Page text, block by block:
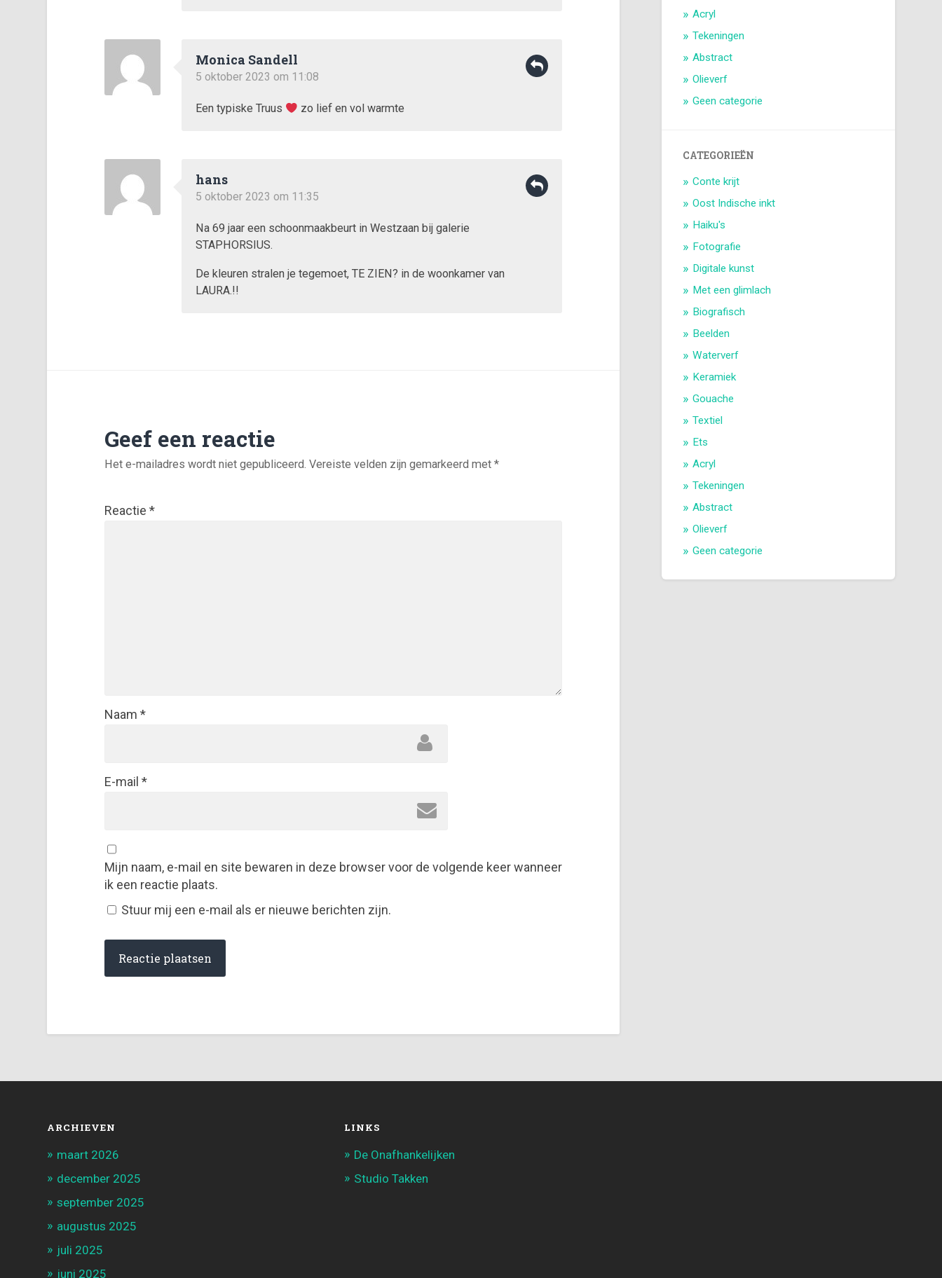
Monica Sandell
5 oktober 2023 om 11:08
Een typiske Truus zo lief en vol warmte
hans
5 oktober 2023 om 11:35
Na 69 jaar een schoonmaakbeurt in Westzaan bij galerie
STAPHORSIUS.
De kleuren stralen je tegemoet, TE ZIEN? in de woonkamer van
LAURA.!!
Geef een reactie
Het e-mailadres wordt niet gepubliceerd. Vereiste velden zijn gemarkeerd met *
Reactie *
Naam *
E-mail *
Mijn naam, e-mail en site bewaren in deze browser voor de volgende keer wanneer
ik een reactie plaats.
Stuur mij een e-mail als er nieuwe berichten zijn.
Acryl
Tekeningen
Abstract
Olieverf
Geen categorie
CATEGORIEËN
Conte krijt
Oost Indische inkt
Haiku's
Fotografie
Digitale kunst
Met een glimlach
Biografisch
Beelden
Waterverf
Keramiek
Gouache
Textiel
Ets
Acryl
Tekeningen
Abstract
Olieverf
Geen categorie
ARCHIEVEN
maart 2026
december 2025
september 2025
augustus 2025
juli 2025
juni 2025
LINKS
De Onafhankelijken
Studio Takken